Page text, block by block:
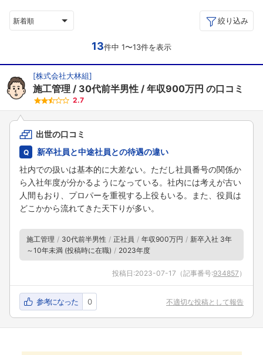
新着順 絞り込み
13件中 1〜13件を表示
[株式会社大林組]
施工管理 30代前半男性 年収900万円 の口コミ
2.7
出世の口コミ
新卒社員と中途社員との待遇の違い
社内での扱いは基本的に大差ない。ただし社員番号の関係か
ら入社年度が分かるようになっている。社内には考えが古い
人間もおり、プロパーを重視する上役もいる。また、役員は
どこかから流れてきた天下りが多い。
施工管理 30代前半男性 正社員 年収900万円
新卒入社 3年
～10年未満 (投稿時に在職)
2023年度
投稿日:2023-07-17 （記事番号:934857 ）
参考になった 0 不適切な投稿として報告